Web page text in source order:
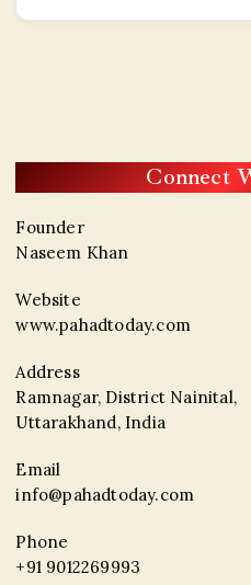
Connect
Founder
Naseem Khan
Website
www.pahadtoday.com
Address
Ramnagar, District Nainital,
Uttarakhand, India
Email
info@pahadtoday.com
Phone
+91 9012269993